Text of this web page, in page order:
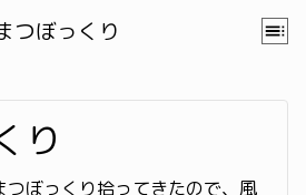
つぼっくり
り
つぼっくり拾ってきたので、風